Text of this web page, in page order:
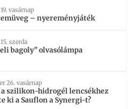
vasárnap
– nyereményjáték
szerda
bagoly” olvasólámpa
26. vasárnap
szilikon-hidrogél lencsékhez
ki a Sauflon a Synergi-t?